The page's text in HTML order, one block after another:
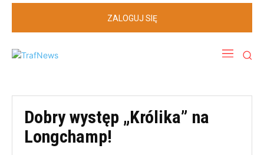
ZALOGUJ SIĘ
Dobry występ „Królika” na
Longchamp!